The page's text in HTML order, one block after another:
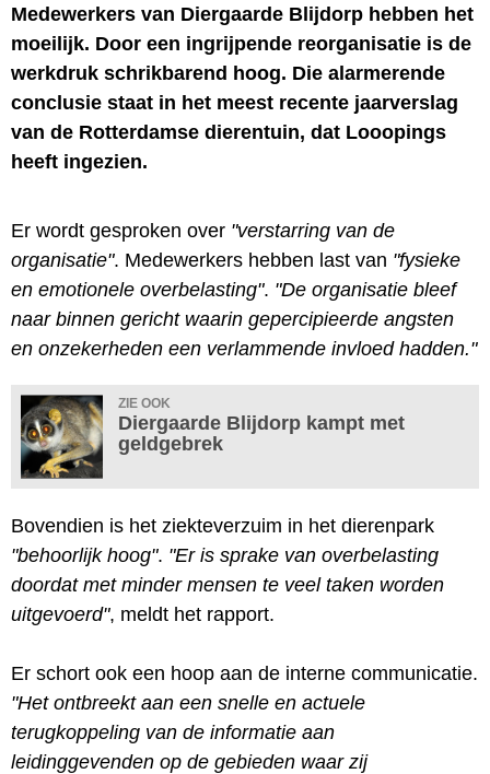
Medewerkers van Diergaarde Blijdorp hebben het
moeilijk. Door een ingrijpende reorganisatie is de
werkdruk schrikbarend hoog. Die alarmerende
conclusie staat in het meest recente jaarverslag
van de Rotterdamse dierentuin, dat Looopings
heeft ingezien.
Er wordt gesproken over "verstarring van de
organisatie". Medewerkers hebben last van "fysieke
en emotionele overbelasting". "De organisatie bleef
naar binnen gericht waarin gepercipieerde angsten
en onzekerheden een verlammende invloed hadden."
ZIE OOK
Diergaarde Blijdorp kampt met
geldgebrek
Bovendien is het ziekteverzuim in het dierenpark
"behoorlijk hoog". "Er is sprake van overbelasting
doordat met minder mensen te veel taken worden
uitgevoerd", meldt het rapport.
Er schort ook een hoop aan de interne communicatie.
"Het ontbreekt aan een snelle en actuele
terugkoppeling van de informatie aan
leidinggevenden op de gebieden waar zij